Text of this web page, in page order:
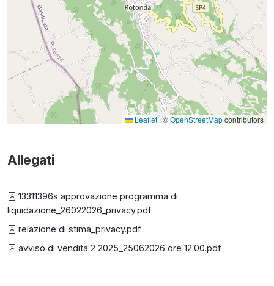
Leaflet|©OpenStreetMapcontributors
Allegati
13311396s approvazione programma di
liquidazione_26022026_privacy.pdf
relazione di stima_privacy.pdf
avviso di vendita 2 2025_25062026 ore 12.00.pdf